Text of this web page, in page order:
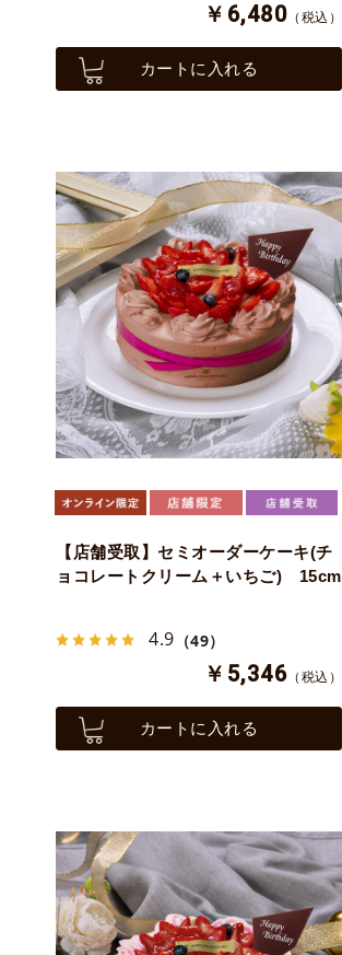
￥6,480 （税込）
カートに入れる
【店舗受取】セミオーダーケーキ(チ
ョコレートクリーム＋いちご) 15cm
4.9 （49）
￥5,346 （税込）
カートに入れる